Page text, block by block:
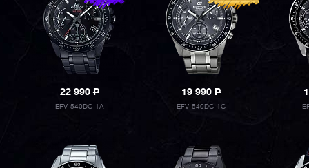
22 990P
EFV-540DC-1A
19 990P
EFV-540DC-1C